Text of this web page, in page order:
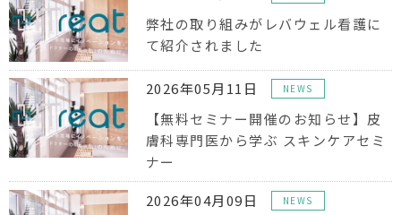
弊社の取り組みがレバウェル看護に
て紹介されました
2026年05月11日 NEWS
【無料セミナー開催のお知らせ】皮
膚科専門医から学ぶ スキンケアセミ
ナー
2026年04月09日 NEWS